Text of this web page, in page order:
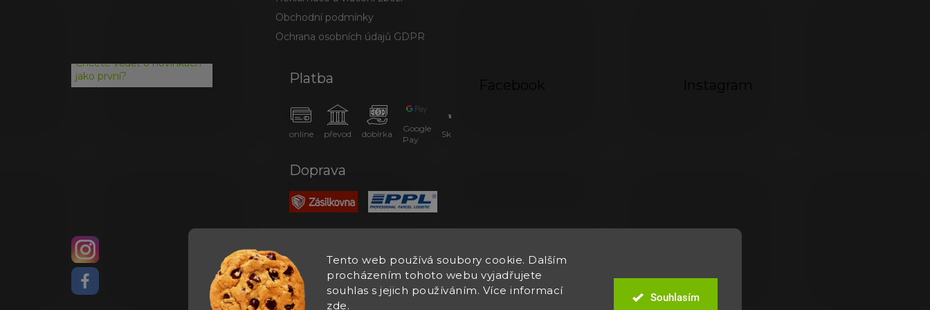
Tento web používá soubory cookie. Dalším
procházením tohoto webu vyjadřujete
souhlas s jejich používáním. Více informací
zde.
Souhlasím
Obchodní podmínky
Ochrana osobních údajů GDPR
Chcete vědět o novinkách
jako první?
Platba
online převod dobírka
Google
Pay
SkipPay
Doprava